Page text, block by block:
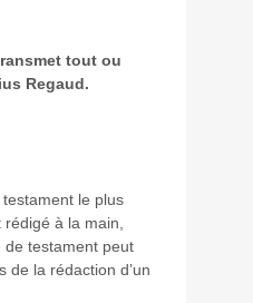
tout ou
Regaud.
le plus
à la main,
testament peut
de la rédaction d’un